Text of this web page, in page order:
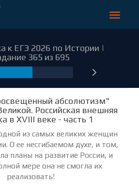
Toggle
к ЕГЭ 2026 по Истории |
365 из 695
абсолютизм"
Российская внешняя
в XVIII веке - часть 1
из самых великих женщин
О ее несгибаемом духе, и том,
планы на развитие России, и
мере она не смогла их
реализовать!